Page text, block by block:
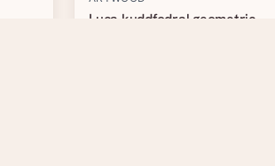
Luca kuddfodral geometric